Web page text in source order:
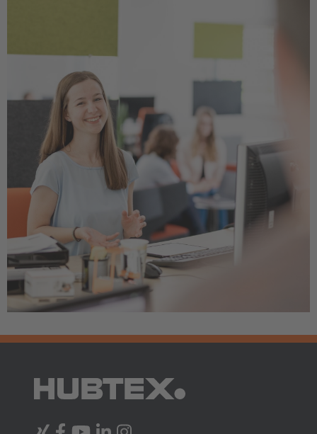
AMERICA
Brasil
Português
United States
English
ASIA/PACIFIC
Australia
Japanese